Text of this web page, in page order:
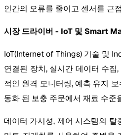
인간의 오류를 줄이고 센서를 근
시장 드라이버 - IoT 및 Smart
IoT(Internet of Things) 기술 및
연결된 장치, 실시간 데이터 수
적인 원격 모니터링, 예측 유지
동화 된 보충 주문에서 재료 수
데이터 가시성, 제어 시스템의